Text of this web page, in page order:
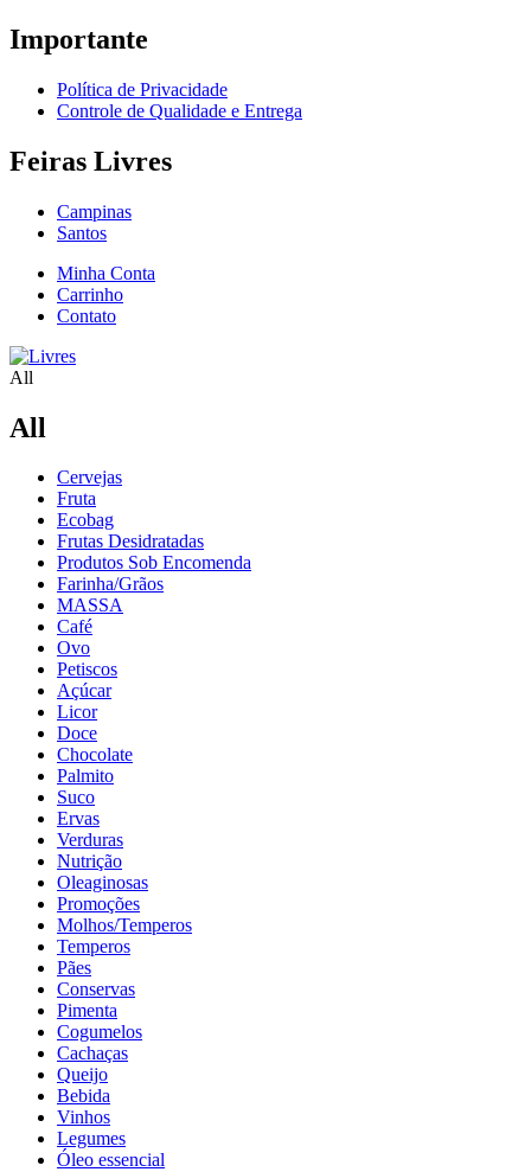
Importante
Política de Privacidade
Controle de Qualidade e Entrega
Feiras Livres
Campinas
Santos
Minha Conta
Carrinho
Contato
All
All
Cervejas
Fruta
Ecobag
Frutas Desidratadas
Produtos Sob Encomenda
Farinha/Grãos
MASSA
Café
Ovo
Petiscos
Açúcar
Licor
Doce
Chocolate
Palmito
Suco
Ervas
Verduras
Nutrição
Oleaginosas
Promoções
Molhos/Temperos
Temperos
Pães
Conservas
Pimenta
Cogumelos
Cachaças
Queijo
Bebida
Vinhos
Legumes
Óleo essencial